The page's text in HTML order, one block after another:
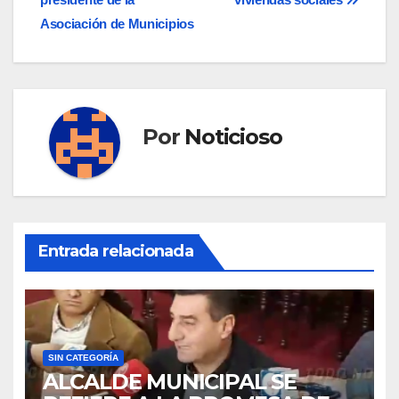
entradas
Asociación de Municipios
Por Noticioso
Entrada relacionada
SIN CATEGORÍA
ALCALDE MUNICIPAL SE